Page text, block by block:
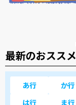
最新のおススメ
あ行 か行
は行
ま行